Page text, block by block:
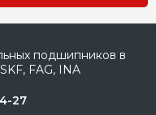
27